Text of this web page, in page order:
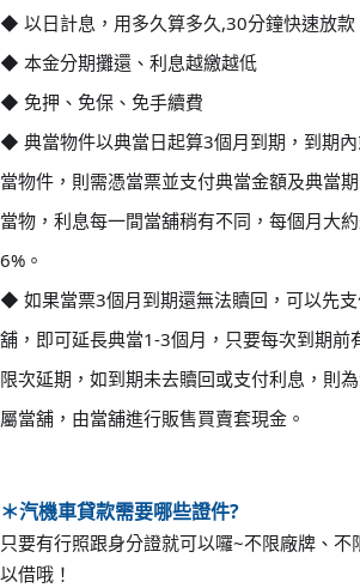
◆ 以日計息，用多久算多久,30分鐘快速放款
◆ 本金分期攤還、利息越繳越低
◆ 免押、免保、免手續費
◆ 典當物件以典當日起算3個月到期，到期
當物件，則需憑當票並支付典當金額及典當
當物，利息每一間當舖稍有不同，每個月大
6%。
◆ 如果當票3個月到期還無法贖回，可以先
舖，即可延長典當1-3個月，只要每次到期前
限次延期，如到期未去贖回或支付利息， 則
屬當舖，由當舖進行販售買賣套現金。
＊汽機車貸款需要哪些證件?
只要有行照跟身分證就可以囉~不限廠牌、
以借哦！